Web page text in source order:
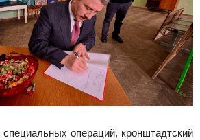
операций, кронштадтский